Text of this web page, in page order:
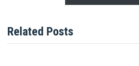
Related Posts